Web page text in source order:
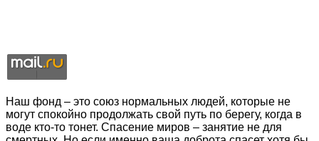
Наш фонд – это союз нормальных людей, которые не
могут спокойно продолжать свой путь по берегу, когда в
воде кто-то тонет. Спасение миров – занятие не для